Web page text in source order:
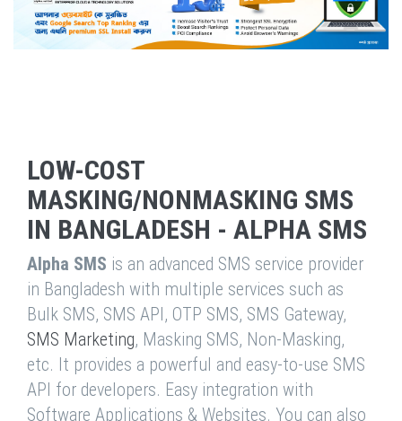
LOW-COST
MASKING/NONMASKING SMS
IN BANGLADESH - ALPHA SMS
Alpha SMS is an advanced SMS service provider
in Bangladesh with multiple services such as
Bulk SMS, SMS API, OTP SMS, SMS Gateway,
SMS Marketing, Masking SMS, Non-Masking,
etc. It provides a powerful and easy-to-use SMS
API for developers. Easy integration with
Software Applications & Websites. You can also